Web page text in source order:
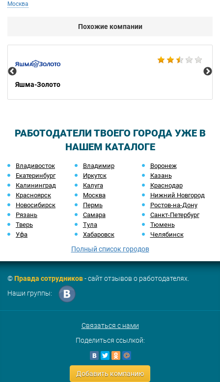
Москва
Похожие компании
Яшма-Золото
РАБОТОДАТЕЛИ ТВОЕГО ГОРОДА УЖЕ В
НАШЕМ КАТАЛОГЕ
Владивосток Владимир
Воронеж
Екатеринбург
Иркутск
Казань
Калининград
Калуга
Краснодар
Красноярск
Москва
Нижний Новгород
Новосибирск
Пермь
Ростов-на-Дону
Рязань
Самара
Санкт-Петербург
Тверь
Тула
Тюмень
Уфа
Хабаровск Челябинск
Полный список городов
©Правда сотрудников- сайт отзывов о работодателях.
Наши группы:
Связаться с нами
Поделиться ссылкой:
Добавить компанию